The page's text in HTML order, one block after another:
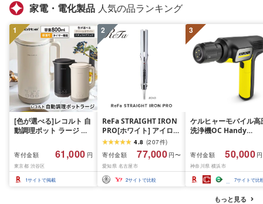
家電・電化製品 人気の品ランキング
1
[色が選べる]レコルト 自
動調理ポット ラージ ポ
サー ブレンダー 保温 豆
乳 おかゆ お粥 離乳食 自
動調理器 スムージー 味
噌汁 レシピ 800mL 1L
寄付金額 61,000 円
東京都 渋谷区
1サイトで掲載
2
ReFa STRAIGHT IRON
PRO[ホワイト] アイロン
家電 美容 リファ アイロ
4.8 (207件)
寄付金額
77,000 円〜
愛知県 名古屋市
2サイトで比較
3
ケルヒャーモバイル高
洗浄機OC Handy
神奈川県 横浜市 生活
電 日用品 人気 おすす
送料無料 掃除 便利 コ
パクト 高圧洗浄機 ポ
タブル清掃 泡洗浄 家
ラク ベランダ掃除
寄付金額 50,000
神奈川県 横浜市
7サイトで比
もっと見る